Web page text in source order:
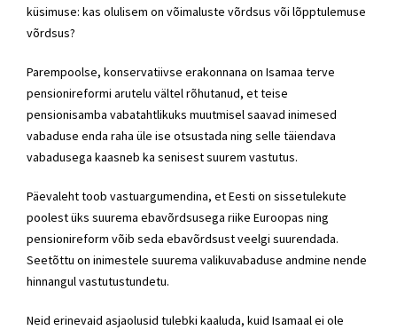
küsimuse: kas olulisem on võimaluste võrdsus või lõpptulemuse
võrdsus?
Parempoolse, konservatiivse erakonnana on Isamaa terve
pensionireformi arutelu vältel rõhutanud, et teise
pensionisamba vabatahtlikuks muutmisel saavad inimesed
vabaduse enda raha üle ise otsustada ning selle täiendava
vabadusega kaasneb ka senisest suurem vastutus.
Päevaleht toob vastuargumendina, et Eesti on sissetulekute
poolest üks suurema ebavõrdsusega riike Euroopas ning
pensionireform võib seda ebavõrdsust veelgi suurendada.
Seetõttu on inimestele suurema valikuvabaduse andmine nende
hinnangul vastutustundetu.
Neid erinevaid asjaolusid tulebki kaaluda, kuid Isamaal ei ole